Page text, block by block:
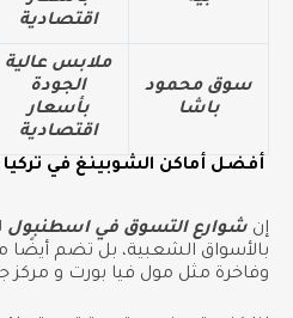
اقتصادية
سوق محمود
باشا
ملابس عالية
الجودة
بأسعار
اقتصادية
أفضل أماكن الشوبينغ في تركيا
إن شوارع التسوق في اسطنبول
بالأسواق الشعبية، بل تضم أيضًا
وفاخرة مثل مول فيا بورت و مركز